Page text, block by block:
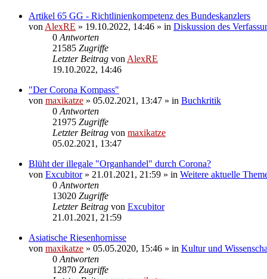
Artikel 65 GG - Richtlinienkompetenz des Bundeskanzlers
von AlexRE » 19.10.2022, 14:46 » in Diskussion des
0 Antworten
21585 Zugriffe
Letzter Beitrag von AlexRE
19.10.2022, 14:46
"Der Corona Kompass"
von maxikatze » 05.02.2021, 13:47 » in Buchkritik
0 Antworten
21975 Zugriffe
Letzter Beitrag von maxikatze
05.02.2021, 13:47
Blüht der illegale "Organhandel" durch Corona?
von Excubitor» 21.01.2021, 21:59 » in Weitere aktuelle
0 Antworten
13020 Zugriffe
Letzter Beitrag von Excubitor
21.01.2021, 21:59
Asiatische Riesenhornisse
von maxikatze » 05.05.2020, 15:46 » in Kultur und
0 Antworten
12870 Zugriffe